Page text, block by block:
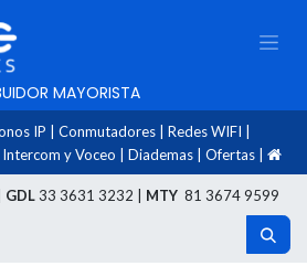
MAYORISTA
IP Conmutadores Redes WIFI
Intercom y Voceo Diademas Ofertas
GDL33 3631 3232 | MTY 81 3674 9599